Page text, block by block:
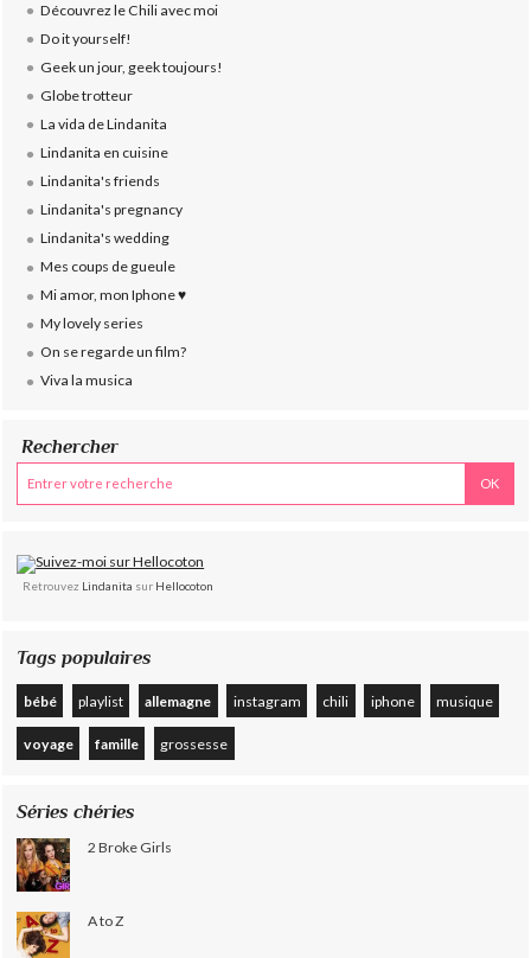
Découvrez le Chili avec moi
Do it yourself!
Geek un jour, geek toujours!
Globe trotteur
La vida de Lindanita
Lindanita en cuisine
Lindanita's friends
Lindanita's pregnancy
Lindanita's wedding
Mes coups de gueule
Mi amor, mon Iphone ♥
My lovely series
On se regarde un film?
Viva la musica
Rechercher
Retrouvez Lindanita sur Hellocoton
Tags populaires
bébé playlist allemagne instagram chili iphone musique
voyage famille grossesse
Séries chéries
2 Broke Girls
A to Z